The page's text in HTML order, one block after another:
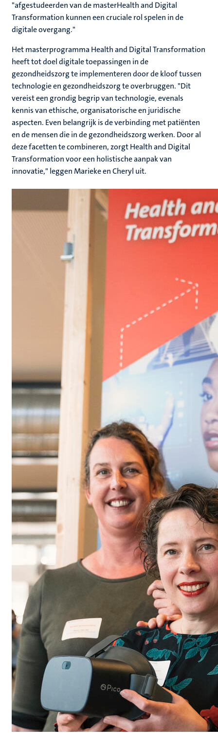
"afgestudeerden van de masterHealth and Digital
Transformation kunnen een cruciale rol spelen in de
digitale overgang."
Het masterprogramma Health and Digital Transformation
heeft tot doel digitale toepassingen in de
gezondheidszorg te implementeren door de kloof tussen
technologie en gezondheidszorg te overbruggen. "Dit
vereist een grondig begrip van technologie, evenals
kennis van ethische, organisatorische en juridische
aspecten. Even belangrijk is de verbinding met patiënten
en de mensen die in de gezondheidszorg werken. Door al
deze facetten te combineren, zorgt Health and Digital
Transformation voor een holistische aanpak van
innovatie," leggen Marieke en Cheryl uit.